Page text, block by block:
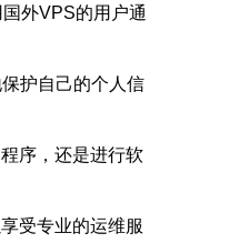
外VPS的用户通
护自己的个人信
序，还是进行软
受专业的运维服